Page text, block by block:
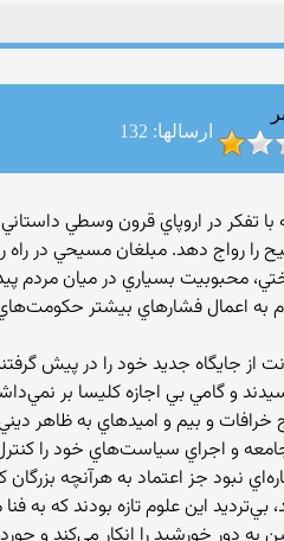
ارسالها: 132
تفكر در اروپاي قرون وسطي
را رواج دهد. مبلغان مسيحي در
بسياري در ميان مردم
به اعمال فشارهاي بيشتر
جايگاه جديد خود را در پيش
و گامي بي اجازه كليسا بر
و بيم و اميدهاي به ظاهر
و اجراي سياست‌هاي خود را
نبود جز اعتماد به هرآنچه
اين علوم تازه بودند كه به